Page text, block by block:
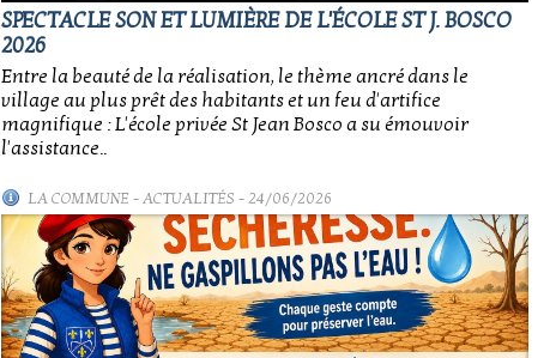
SPECTACLE SON ET LUMIÈRE DE L'ÉCOLE ST J. BOSCO
2026
Entre la beauté de la réalisation, le thème ancré dans le
village au plus prêt des habitants et un feu d'artifice
magnifique : L'école privée St Jean Bosco a su émouvoir
l'assistance..
LA COMMUNE-ACTUALITÉS - 24/06/2026